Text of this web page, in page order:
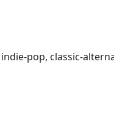
pop, classic-